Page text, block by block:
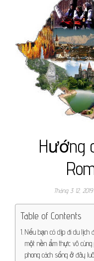
Hướng
Tháng 3 12, 2019
Table of Contents
Nếu bạn có dịp đi du lịch
một nền ẩm thực vô
phong cách sống ở đây